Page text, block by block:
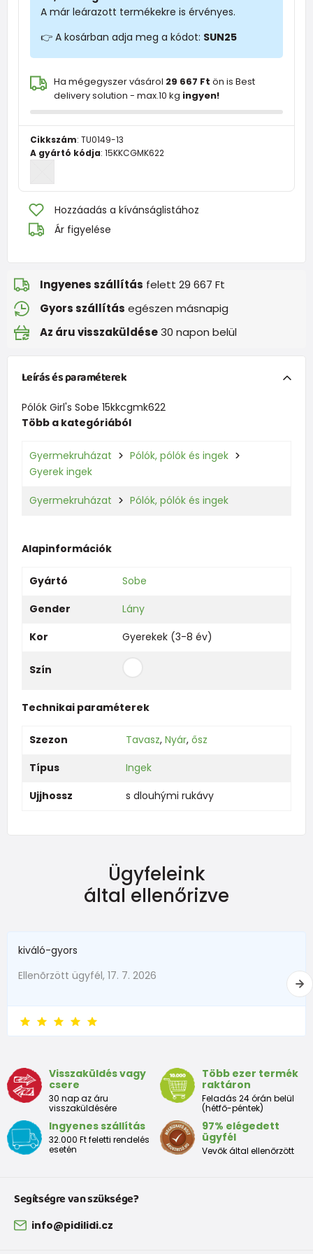
A már leárazott termékekre is érvényes.
👉 A kosárban adja meg a kódot: SUN25
Ha mégegyszer vásárol 29 667 Ft ön is Best
delivery solution - max.10 kg ingyen!
Cikkszám: TU0149-13
A gyártó kódja: 15KKCGMK622
Hozzáadás a kívánságlistához
Ár figyelése
Ingyenes szállítás felett 29 667 Ft
Gyors szállítás egészen másnapig
Az áru visszaküldése30 napon belül
Leírás és paraméterek
Pólók Girl's Sobe 15kkcgmk622
Több a kategóriából
Gyermekruházat
Pólók, pólók és ingek
Gyerek ingek
Gyermekruházat Pólók, pólók és ingek
Alapinformációk
Gyártó
Sobe
Gender
Lány
Kor
Gyerekek (3-8 év)
Szín
Technikai paraméterek
Szezon Tavasz, Nyár, ősz
Típus
Ingek
Ujjhossz
s dlouhými rukávy
Ügyfeleink
által ellenőrizve
kiváló-gyors
Ellenõrzött ügyfél, 17. 7. 2026
Visszaküldés vagy
csere
30 nap az áru
visszaküldésére
Több ezer termék
raktáron
Feladás 24 órán belül
(hétfő-péntek)
Ingyenes szállítás
32.000 Ft feletti rendelés
esetén
97% elégedett
ügyfél
Vevők által ellenőrzött
Segítségre van szüksége?
info@pidilidi.cz